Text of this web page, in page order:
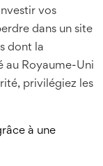
vos
dans un site
dont la
au Royaume-Uni
privilégiez les
à une